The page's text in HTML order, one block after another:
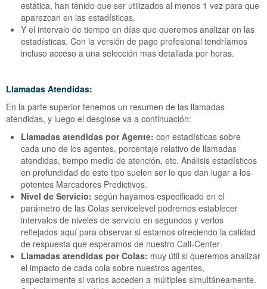
estática, han tenido que ser utilizados al menos 1 vez para que
aparezcan en las estadísticas.
Y el intervalo de tiempo en días que queremos analizar en las
estadísticas. Con la versión de pago profesional tendríamos
incluso acceso a una selección mas detallada por horas.
Llamadas Atendidas:
En la parte superior tenemos un resumen de las llamadas
atendidas, y luego el desglose va a continuación:
Llamadas atendidas por Agente: con estadísticas sobre
cada uno de los agentes, porcentaje relativo de llamadas
atendidas, tiempo medio de atención, etc. Análisis estadísticos
en profundidad de este tipo suelen ser lo que dan lugar a los
potentes Marcadores Predictivos.
Nivel de Servicio: según hayamos especificado en el
parámetro de las Colas servicelevel podremos establecer
intervalos de niveles de servicio en segundos y verlos
reflejados aquí para observar si estamos ofreciendo la calidad
de respuesta que esperamos de nuestro Call-Center
Llamadas atendidas por Colas: muy útil si queremos analizar
el impacto de cada cola sobre nuestros agentes,
especialmente si varios acceden a múltiples simultáneamente.